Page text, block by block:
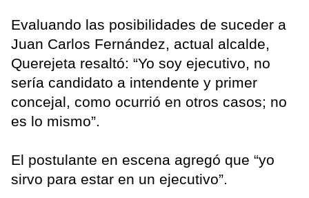
Evaluando las posibilidades de suceder a
Juan Carlos Fernández, actual alcalde,
Querejeta resaltó: “Yo soy ejecutivo, no
sería candidato a intendente y primer
concejal, como ocurrió en otros casos; no
es lo mismo”.
El postulante en escena agregó que “yo
sirvo para estar en un ejecutivo”.